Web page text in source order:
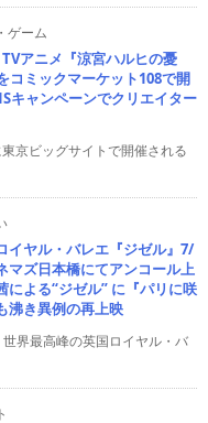
ゲーム
アニメ『涼宮ハルヒの憂
コミックマーケット108で開
キャンペーンでクリエイター
京ビッグサイトで開催される
イヤル・バレエ『ジゼル』7/
マズ日本橋にてアンコール上
による“ジゼル” に『パリに咲
沸き異例の再上映
界最高峰の英国ロイヤル・バ